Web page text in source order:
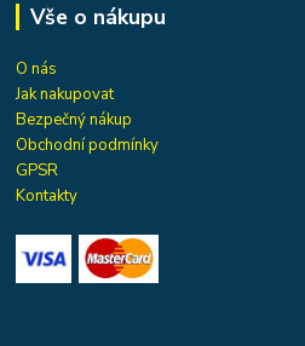
Vše o nákupu
O nás
Jak nakupovat
Bezpečný nákup
Obchodní podmínky
GPSR
Kontakty